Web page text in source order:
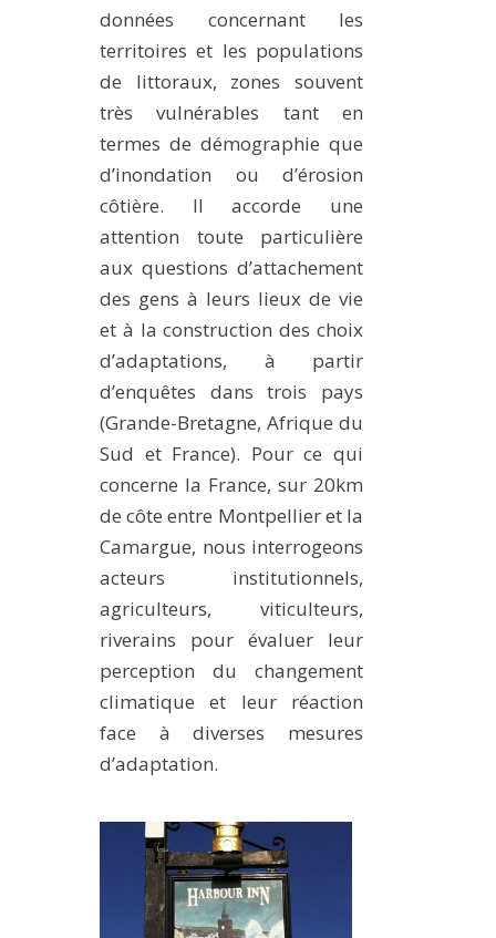
données concernant les
territoires et les populations
de littoraux, zones souvent
très vulnérables tant en
termes de démographie que
d’inondation ou d’érosion
côtière. Il accorde une
attention toute particulière
aux questions d’attachement
des gens à leurs lieux de vie
et à la construction des choix
d’adaptations, à partir
d’enquêtes dans trois pays
(Grande-Bretagne, Afrique du
Sud et France). Pour ce qui
concerne la France, sur 20km
de côte entre Montpellier et la
Camargue, nous interrogeons
acteurs institutionnels,
agriculteurs, viticulteurs,
riverains pour évaluer leur
perception du changement
climatique et leur réaction
face à diverses mesures
d’adaptation.